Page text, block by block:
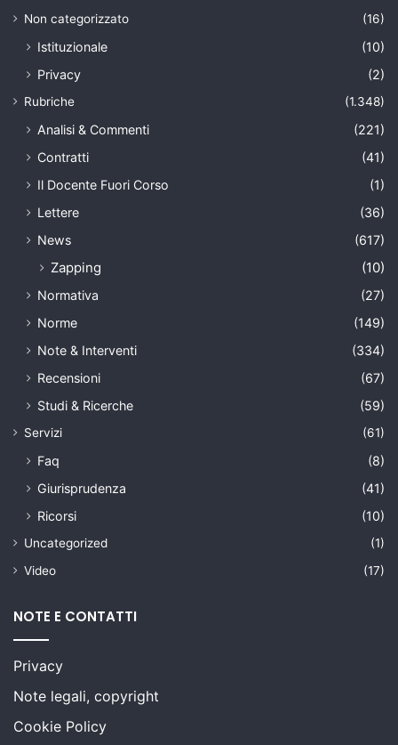
Non categorizzato (16)
Istituzionale
(10)
Privacy
(2)
Rubriche (1.348)
Analisi & Commenti
(221)
Contratti
(41)
Il Docente Fuori Corso
(1)
Lettere
(36)
News
(617)
Zapping (10)
Normativa
(27)
Norme
(149)
Note & Interventi
(334)
Recensioni
(67)
Studi & Ricerche
(59)
Servizi (61)
Faq
(8)
Giurisprudenza
(41)
Ricorsi
(10)
Uncategorized
(1)
Video
(17)
NOTE E CONTATTI
Privacy
Note legali, copyright
Cookie Policy